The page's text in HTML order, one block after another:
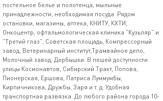
постельное белье и полотенца, мыльные
принадлежности, необходимая посуда. Рядом
остановки, магазины, аптека, КНИТУ, КХТИ,
Онкоцентр, офтальмологическая клиника "Кузьляр" и
"Третий глаз", Советская площадь, Компрессорный
завод, Ветеринарный институт,Трамвайное депо,
Молочный завод, Дербышки. В пешей доступности
улицы Космонавтов, Сибирский Тракт, Попова,
Пионерская, Ершова, Патриса Луммумбы,
Кирпичникова, Дружбы, Заря и т. д. Удобная
транспортная развязка. До любого района города 10-